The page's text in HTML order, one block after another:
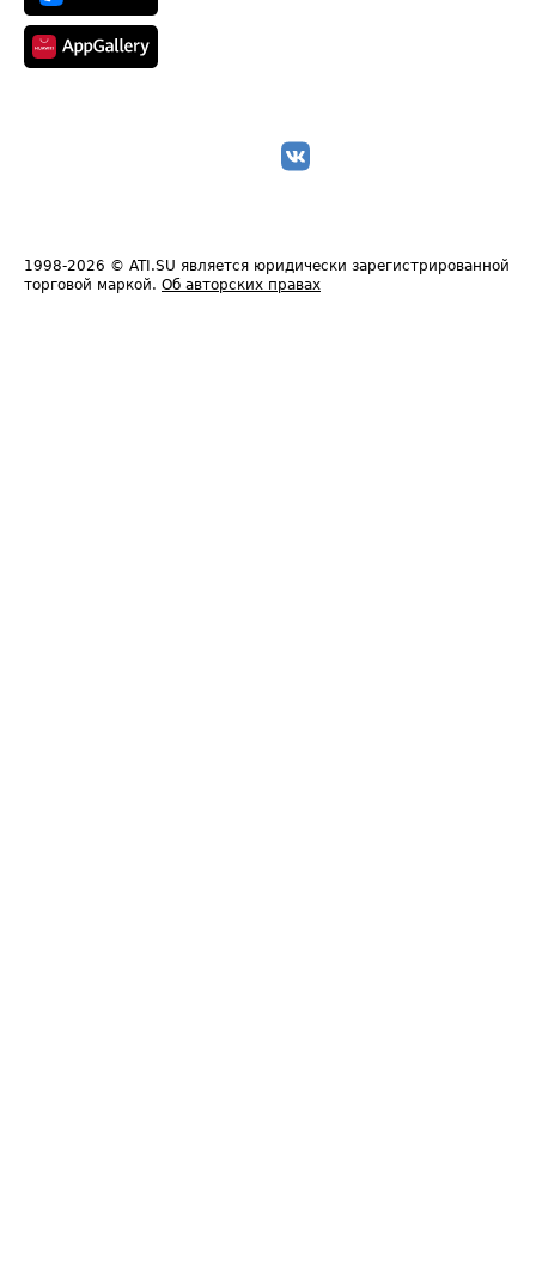
1998-2026 © ATI.SU является юридически зарегистрированной
торговой маркой. Об авторских правах